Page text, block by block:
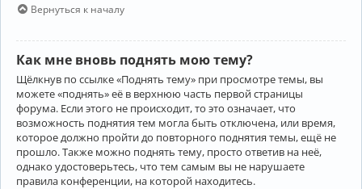
Вернуться к началу
Как мне вновь поднять мою тему?
Щёлкнув по ссылке «Поднять тему» при просмотре темы, вы
можете «поднять» её в верхнюю часть первой страницы
форума. Если этого не происходит, то это означает, что
возможность поднятия тем могла быть отключена, или время,
которое должно пройти до повторного поднятия темы, ещё не
прошло. Также можно поднять тему, просто ответив на неё,
однако удостоверьтесь, что тем самым вы не нарушаете
правила конференции, на которой находитесь.